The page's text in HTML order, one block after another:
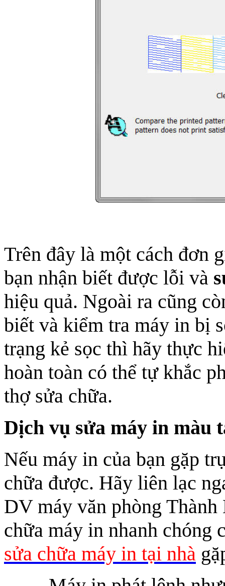
Trên đây là một cách đơn
bạn nhận biết được lỗi và
hiệu quả. Ngoài ra cũng
biết và kiểm tra máy in bị
trạng kẻ sọc thì hãy thực
hoàn toàn có thể tự khắc
thợ sửa chữa.
Dịch vụ sửa máy in màu
Nếu máy in của bạn gặp
chữa được. Hãy liên lạc
DV máy văn phòng
chữa máy in nhanh chóng
sửa chữa máy in tại nhà